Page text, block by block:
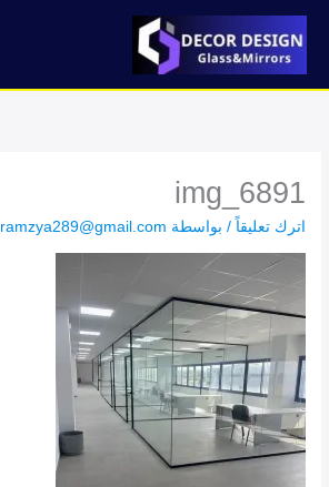
المحتوى
img_6891
اترك تعليقاً / بواسطة ramzya289@gmail.com